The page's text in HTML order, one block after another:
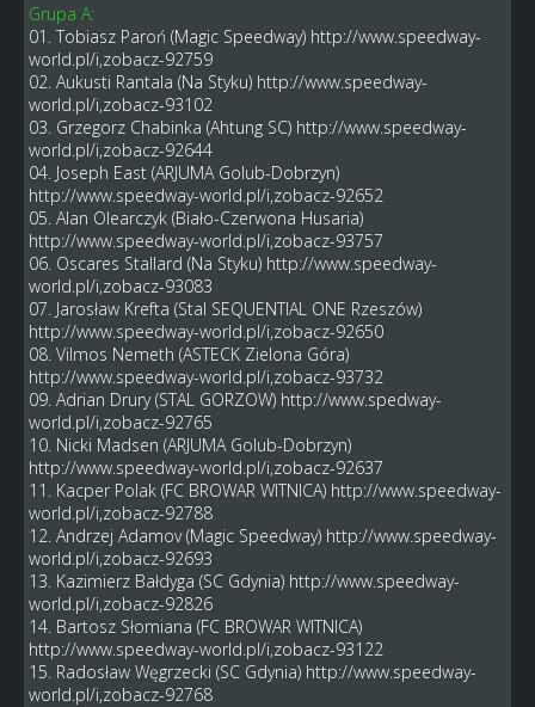
Grupa A:
01. Tobiasz Paroń (Magic Speedway) http://www.speedway-
world.pl/i,zobacz-92759
02. Aukusti Rantala (Na Styku) http://www.speedway-
world.pl/i,zobacz-93102
03. Grzegorz Chabinka (Ahtung SC) http://www.speedway-
world.pl/i,zobacz-92644
04. Joseph East (ARJUMA Golub-Dobrzyn)
http://www.speedway-world.pl/i,zobacz-92652
05. Alan Olearczyk (Biało-Czerwona Husaria)
http://www.speedway-world.pl/i,zobacz-93757
06. Oscares Stallard (Na Styku) http://www.speedway-
world.pl/i,zobacz-93083
07. Jarosław Krefta (Stal SEQUENTIAL ONE Rzeszów)
http://www.speedway-world.pl/i,zobacz-92650
08. Vilmos Nemeth (ASTECK Zielona Góra)
http://www.speedway-world.pl/i,zobacz-93732
09. Adrian Drury (STAL GORZOW) http://www.spedway-
world.pl/i,zobacz-92765
10. Nicki Madsen (ARJUMA Golub-Dobrzyn)
http://www.speedway-world.pl/i,zobacz-92637
11. Kacper Polak (FC BROWAR WITNICA) http://www.speedway-
world.pl/i,zobacz-92788
12. Andrzej Adamov (Magic Speedway) http://www.speedway-
world.pl/i,zobacz-92693
13. Kazimierz Bałdyga (SC Gdynia) http://www.speedway-
world.pl/i,zobacz-92826
14. Bartosz Słomiana (FC BROWAR WITNICA)
http://www.speedway-world.pl/i,zobacz-93122
15. Radosław Węgrzecki (SC Gdynia) http://www.speedway-
world.pl/i,zobacz-92768